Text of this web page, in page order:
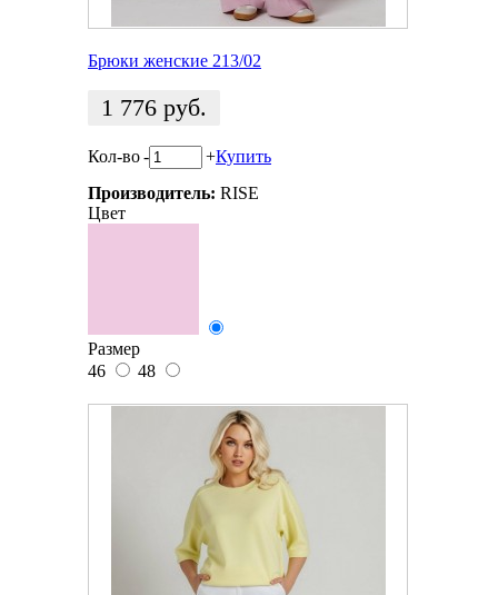
Брюки женские 213/02
1 776 руб.
Кол-во- +Купить
Производитель: RISE
Цвет
Размер
46
48